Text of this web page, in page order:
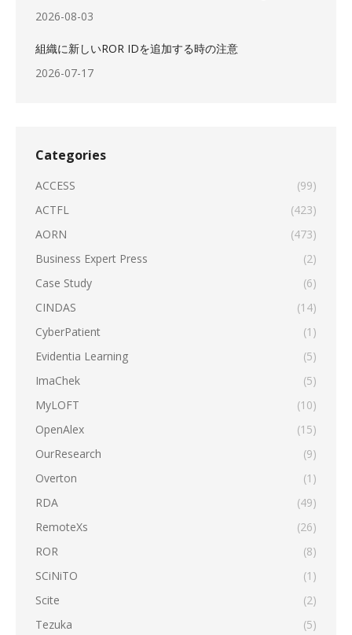
2026-08-03
組織に新しいROR IDを追加する時の注意
2026-07-17
Categories
ACCESS
(99)
ACTFL
(423)
AORN
(473)
Business Expert Press
(2)
Case Study
(6)
CINDAS
(14)
CyberPatient
(1)
Evidentia Learning
(5)
ImaChek
(5)
MyLOFT
(10)
OpenAlex
(15)
OurResearch
(9)
Overton
(1)
RDA
(49)
RemoteXs
(26)
ROR
(8)
SCiNiTO
(1)
Scite
(2)
Tezuka
(5)